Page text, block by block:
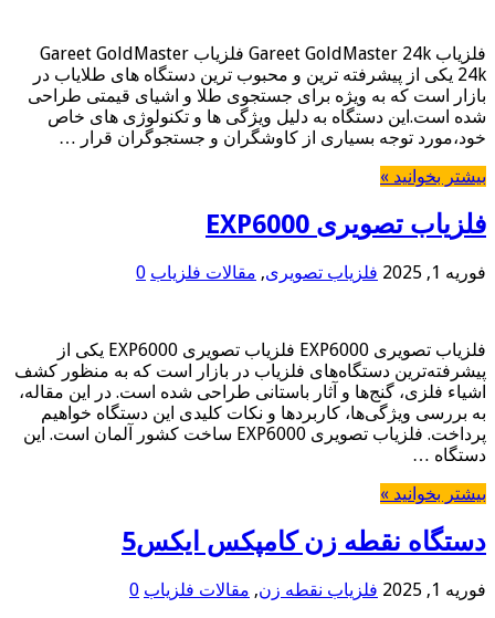
فلزیاب Gareet GoldMaster 24k فلزیاب Gareet GoldMaster
24k یکی از پیشرفته ترین و محبوب ترین دستگاه های طلایاب در
بازار است که به ویژه برای جستجوی طلا و اشیای قیمتی طراحی
شده است.این دستگاه به دلیل ویژگی ها و تکنولوژی های خاص
خود،مورد توجه بسیاری از کاوشگران و جستجوگران قرار …
بیشتر بخوانید »
فلزیاب تصویری EXP6000
فوریه 1, 2025 فلزیاب تصویری, مقالات فلزیاب 0
فلزیاب تصویری EXP6000 فلزیاب تصویری EXP6000 یکی از
پیشرفته‌ترین دستگاه‌های فلزیاب در بازار است که به منظور کشف
اشیاء فلزی، گنج‌ها و آثار باستانی طراحی شده است. در این مقاله،
به بررسی ویژگی‌ها، کاربردها و نکات کلیدی این دستگاه خواهیم
پرداخت. فلزیاب تصویری EXP6000 ساخت کشور آلمان است. این
دستگاه …
بیشتر بخوانید »
دستگاه نقطه زن کامپکس ایکس5
فوریه 1, 2025 فلزیاب نقطه زن, مقالات فلزیاب 0